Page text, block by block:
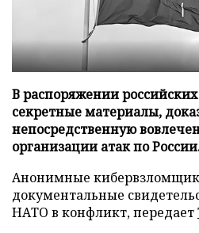
В распоряжении российских
секретные материалы,
непосредственную
организации атак по
Анонимные
документальные
НАТО в конфликт, передает